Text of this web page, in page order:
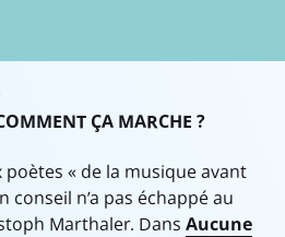
ÇA MARCHE ?
« de la musique avant
conseil n’a pas échappé au
Marthaler. Dans Aucune